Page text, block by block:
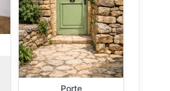
Porte